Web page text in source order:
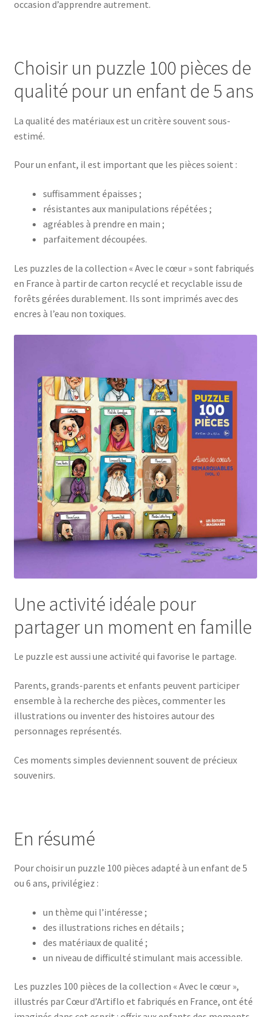
occasion d’apprendre autrement.
Choisir un puzzle 100 pièces de
qualité pour un enfant de 5 ans
La qualité des matériaux est un critère souvent sous-
estimé.
Pour un enfant, il est important que les pièces soient :
suffisamment épaisses ;
résistantes aux manipulations répétées ;
agréables à prendre en main ;
parfaitement découpées.
Les puzzles de la collection « Avec le cœur » sont fabriqués
en France à partir de carton recyclé et recyclable issu de
forêts gérées durablement. Ils sont imprimés avec des
encres à l’eau non toxiques.
Une activité idéale pour
partager un moment en famille
Le puzzle est aussi une activité qui favorise le partage.
Parents, grands-parents et enfants peuvent participer
ensemble à la recherche des pièces, commenter les
illustrations ou inventer des histoires autour des
personnages représentés.
Ces moments simples deviennent souvent de précieux
souvenirs.
En résumé
Pour choisir un puzzle 100 pièces adapté à un enfant de 5
ou 6 ans, privilégiez :
un thème qui l’intéresse ;
des illustrations riches en détails ;
des matériaux de qualité ;
un niveau de difficulté stimulant mais accessible.
Les puzzles 100 pièces de la collection « Avec le cœur »,
illustrés par Cœur d’Artiflo et fabriqués en France, ont été